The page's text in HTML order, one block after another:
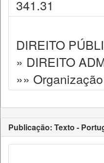
341.31
DIREITO
» DIREITO
»»
Publicação: Texto -